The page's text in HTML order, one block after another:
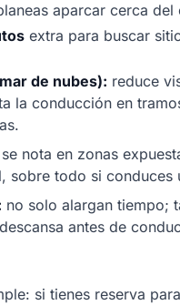
aparcar cerca del
extra para buscar
de nubes): reduce
la conducción en
se nota en zonas
sobre todo si conduces
no solo alargan tiempo;
antes de
si tienes reserva